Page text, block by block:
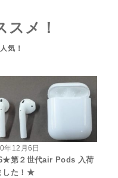
スメ！
年12月6日
第２世代air Pods 入荷
した！★